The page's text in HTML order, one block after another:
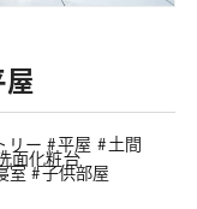
リー 平屋
土間
面化粧台
室
子供部屋